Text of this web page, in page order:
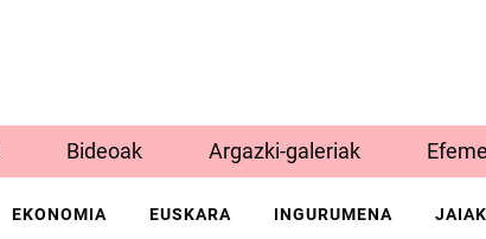
Bideoak Argazki-galeriak
EKONOMIA EUSKARA INGURUMENA JAIAK